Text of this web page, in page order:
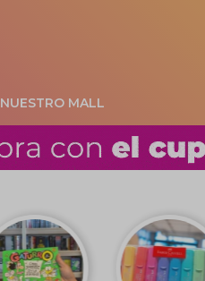
NUESTRO MALL